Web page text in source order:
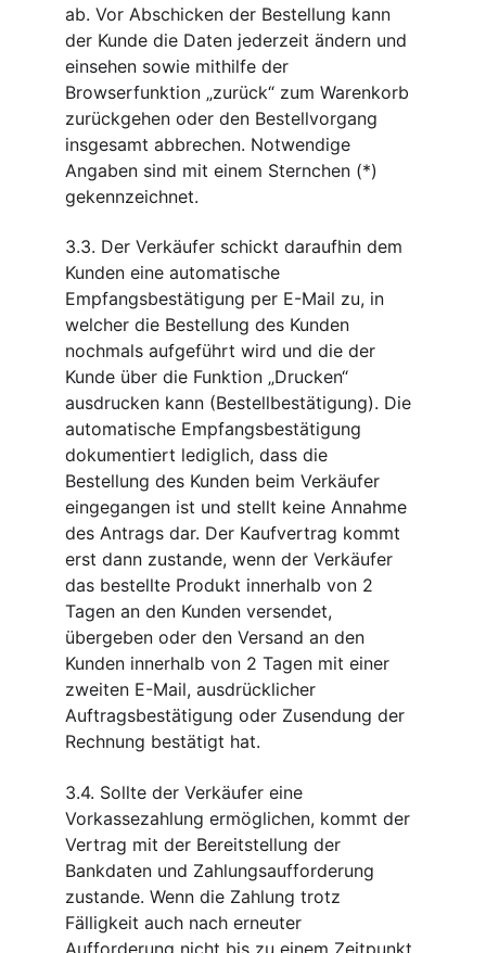
ab. Vor Abschicken der Bestellung kann
der Kunde die Daten jederzeit ändern und
einsehen sowie mithilfe der
Browserfunktion „zurück“ zum Warenkorb
zurückgehen oder den Bestellvorgang
insgesamt abbrechen. Notwendige
Angaben sind mit einem Sternchen (*)
gekennzeichnet.
3.3. Der Verkäufer schickt daraufhin dem
Kunden eine automatische
Empfangsbestätigung per E-Mail zu, in
welcher die Bestellung des Kunden
nochmals aufgeführt wird und die der
Kunde über die Funktion „Drucken“
ausdrucken kann (Bestellbestätigung). Die
automatische Empfangsbestätigung
dokumentiert lediglich, dass die
Bestellung des Kunden beim Verkäufer
eingegangen ist und stellt keine Annahme
des Antrags dar. Der Kaufvertrag kommt
erst dann zustande, wenn der Verkäufer
das bestellte Produkt innerhalb von 2
Tagen an den Kunden versendet,
übergeben oder den Versand an den
Kunden innerhalb von 2 Tagen mit einer
zweiten E-Mail, ausdrücklicher
Auftragsbestätigung oder Zusendung der
Rechnung bestätigt hat.
3.4. Sollte der Verkäufer eine
Vorkassezahlung ermöglichen, kommt der
Vertrag mit der Bereitstellung der
Bankdaten und Zahlungsaufforderung
zustande. Wenn die Zahlung trotz
Fälligkeit auch nach erneuter